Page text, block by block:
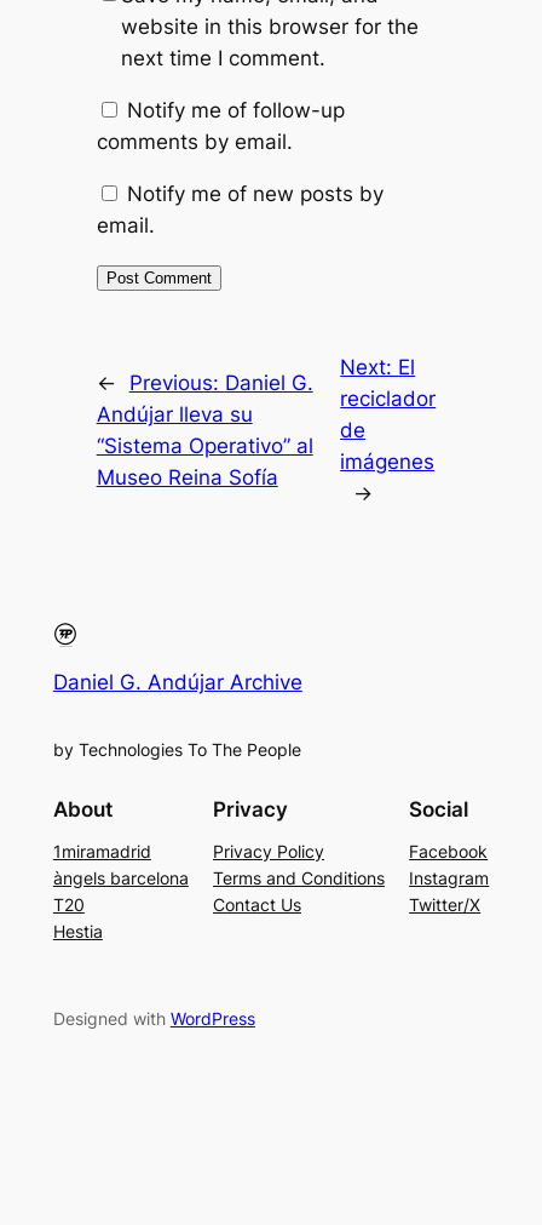
website in this browser for the
next time I comment.
Notify me of follow-up
comments by email.
Notify me of new posts by
email.
← Previous: Daniel G.
Andújar lleva su
“Sistema Operativo” al
Museo Reina Sofía
Next: El
reciclador
de
imágenes
→
Daniel G. Andújar Archive
by Technologies To The People
About
1miramadrid
àngels barcelona
T20
Hestia
Privacy
Privacy Policy
Terms and Conditions
Contact Us
Social
Facebook
Instagram
Twitter/X
Designed with WordPress